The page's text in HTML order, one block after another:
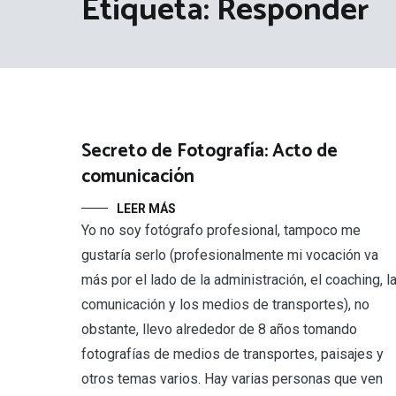
Secreto de Fotografía: Acto de
comunicación
LEER MÁS
Yo no soy fotógrafo profesional, tampoco me
gustaría serlo (profesionalmente mi vocación va
más por el lado de la administración, el coaching, la
comunicación y los medios de transportes), no
obstante, llevo alrededor de 8 años tomando
fotografías de medios de transportes, paisajes y
otros temas varios. Hay varias personas que ven